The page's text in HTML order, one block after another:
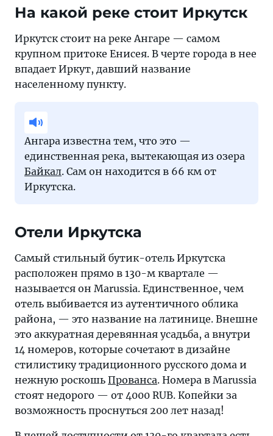
На какой реке стоит Иркутск
Иркутск стоит на реке Ангаре — самом
крупном притоке Енисея. В черте города в нее
впадает Иркут, давший название
населенному пункту.
Ангара известна тем, что это —
единственная река, вытекающая из озера
Байкал. Сам он находится в 66 км от
Иркутска.
Отели Иркутска
Самый стильный бутик-отель Иркутска
расположен прямо в 130-м квартале —
называется он Marussia. Единственное, чем
отель выбивается из аутентичного облика
района, — это название на латинице. Внешне
это аккуратная деревянная усадьба, а внутри
14 номеров, которые сочетают в дизайне
стилистику традиционного русского дома и
нежную роскошь Прованса. Номера в Marussia
стоят недорого — от 4000 RUB. Копейки за
возможность проснуться 200 лет назад!